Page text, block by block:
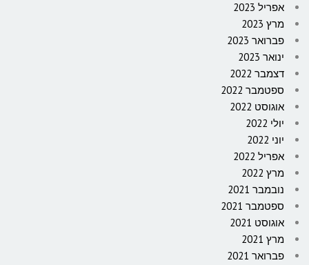
אפריל 2023
מרץ 2023
פברואר 2023
ינואר 2023
דצמבר 2022
ספטמבר 2022
אוגוסט 2022
יולי 2022
יוני 2022
אפריל 2022
מרץ 2022
נובמבר 2021
ספטמבר 2021
אוגוסט 2021
מרץ 2021
פברואר 2021